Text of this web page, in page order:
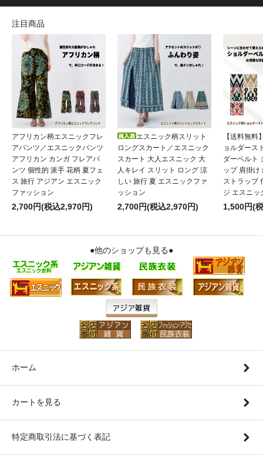
注目商品
アフリカン柄エスニックフレ
アパンツ／エスニックパンツ
アフリカン カンガ フレアパ
ンツ 個性的 派手 花柄 夏フェ
ス 旅行 アジアン エスニック
ファッション
2,700円(税込2,970円)
エスニック柄スリット
ロングスカート／エスニック
スカート 大人エスニック 大
人キレイ スリット ロング 涼
しい 旅行 夏 エスニックファ
ッション
2,700円(税込2,970円)
【送料無料
ョルダース
ダーベルト
ップ 肩掛け
ストラップ
ジ エスニッ
1,500円(
●他のショップも見る●
ホーム
カートを見る
特定商取引法に基づく表記